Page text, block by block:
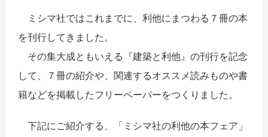
ミシマ社ではこれまでに、利他にまつわる７冊の本
を刊行してきました。
その集大成ともいえる『建築と利他』の刊行を記念
して、７冊の紹介や、関連するオススメ読みものや書
籍などを掲載したフリーペーパーをつくりました。
下記にご紹介する、「ミシマ社の利他の本フェア」